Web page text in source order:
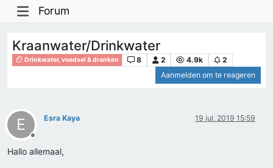
Forum
Kraanwater/Drinkwater
Drinkwater, voedsel & dranken 8 2 4.9k
2
Aanmelden om te reageren
E
Offline
Esra Kaya 19 jul. 2019 15:59
Hallo allemaal,